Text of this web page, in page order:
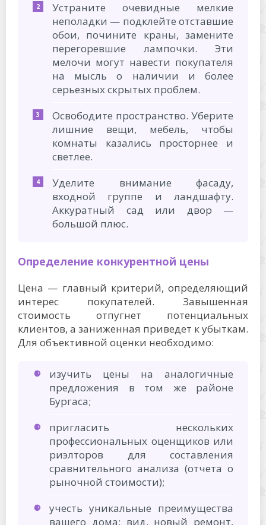
Устраните очевидные мелкие
неполадки — подклейте отставшие
обои, почините краны, замените
перегоревшие лампочки. Эти
мелочи могут навести покупателя
на мысль о наличии и более
серьезных скрытых проблем.
Освободите пространство. Уберите
лишние вещи, мебель, чтобы
комнаты казались просторнее и
светлее.
Уделите внимание фасаду,
входной группе и ландшафту.
Аккуратный сад или двор —
большой плюс.
Определение конкурентной цены
Цена — главный критерий, определяющий
интерес покупателей. Завышенная
стоимость отпугнет потенциальных
клиентов, а заниженная приведет к убыткам.
Для объективной оценки необходимо:
изучить цены на аналогичные
предложения в том же районе
Бургаса;
пригласить нескольких
профессиональных оценщиков или
риэлторов для составления
сравнительного анализа (отчета о
рыночной стоимости);
учесть уникальные преимущества
вашего дома: вид, новый ремонт,